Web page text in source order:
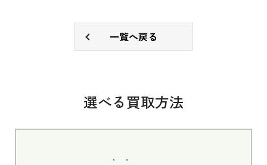
一覧へ戻る
選べる買取方法